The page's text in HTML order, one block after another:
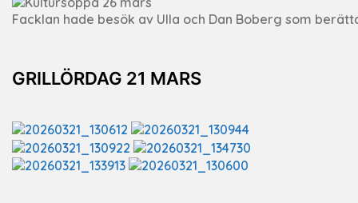
Facklan hade besök av Ulla och Dan Boberg som
GRILLÖRDAG 21 MARS